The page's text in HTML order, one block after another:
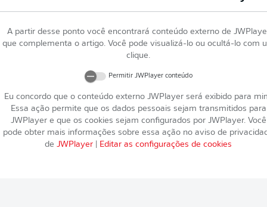
A partir desse ponto você encontrará conteúdo externo de
que complementa o artigo. Você pode visualizá-lo ou ocultá-lo com
clique.
Permitir JWPlayerconteúdo
Eu concordo que o conteúdo externo JWPlayerserá exibido para
Essa ação permite que os dados pessoais sejam transmitidos para
JWPlayere que os cookies sejam configurados por JWPlayer. Você
pode obter mais informações sobre essa ação no aviso de
de JWPlayer Editar as configurações de cookies